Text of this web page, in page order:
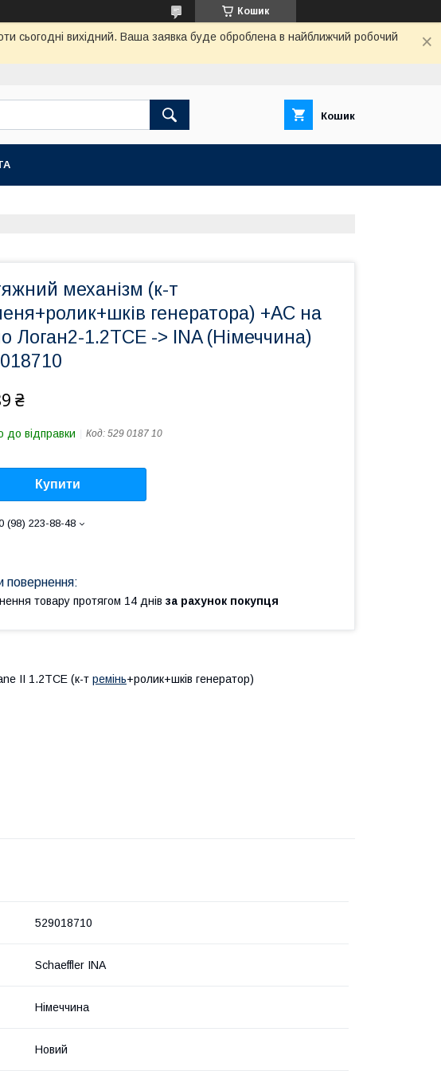
Кошик
сьогодні вихідний. Ваша заявка буде оброблена в найближчий робочий
Кошик
механізм (к-т
генератора) +AC на
Логан2-1.2TCE -> INA (Німеччина)
₴
до відправки Код: 529 0187 10
Купити
(98) 223-88-48
товару протягом 14 днів за рахунок покупця
II 1.2TCE (к-т ремінь+ролик+шків генератор)
529018710
Schaeffler INA
Німеччина
Новий